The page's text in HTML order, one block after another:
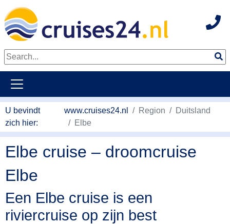
U bevindt
zich hier:
www.cruises24.nl Region
Duitsland
Elbe
Elbe cruise – droomcruise
Elbe
Een Elbe cruise is een
riviercruise op zijn best